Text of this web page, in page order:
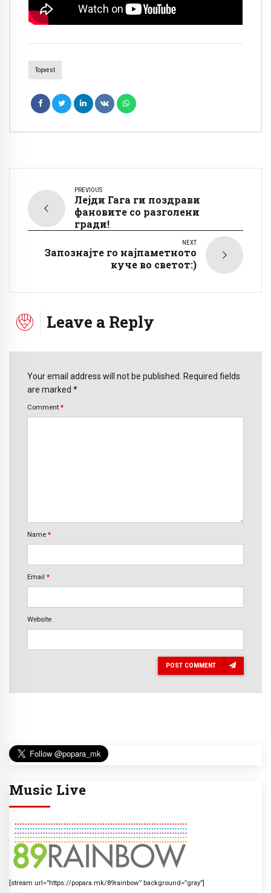
Topvest
PREVIOUS
Лејди Гага ги поздрави
фановите со разголени
гради!
NEXT
Запознајте го најпаметното
куче во светот:)
Leave a Reply
Your email address will not be published. Required fields
are marked *
Comment *
Name *
Email *
Website
POST COMMENT
Music Live
[stream url=”https://popara.mk/89rainbow” background=”gray”]